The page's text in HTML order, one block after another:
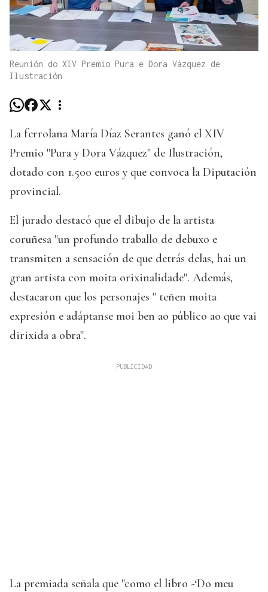
Reunión do XIV Premio Pura e Dora Vázquez de
Ilustración
La ferrolana María Díaz Serantes ganó el XIV
Premio "Pura y Dora Vázquez" de Ilustración,
dotado con 1.500 euros y que convoca la Diputación
provincial.
El jurado destacó que el dibujo de la artista
coruñesa "un profundo traballo de debuxo e
transmiten a sensación de que detrás delas, hai un
gran artista con moita orixinalidade". Además,
destacaron que los personajes " teñen moita
expresión e adáptanse moi ben ao público ao que vai
dirixida a obra".
La premiada señala que "como el libro -‘Do meu